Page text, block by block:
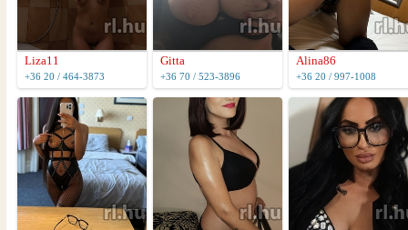
Liza11
+36 20 / 464-3873
Gitta
+36 70 / 523-3896
Alina86
+36 20 / 997-1008